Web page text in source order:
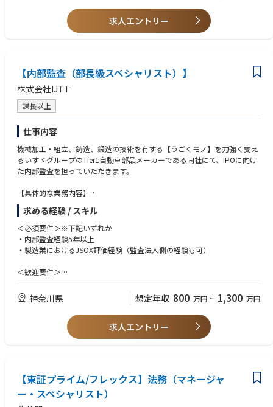
財務・会計の実務経験
ESG/統合報告書の作成経験
求人エントリー
【内部監査（部長級スペシャリスト）】
株式会社IJTT
課長以上
仕事内容
機械加工・組立、鋳造、鍛造の技術を有する【うごくモノ】を力強く支え
るいすゞグループのTier1自動車部品メーカーである同社にて、IPOに向け
た内部監査を担っていただきます。
【具体的な業務内容】
①各部署・連結子会社の業務執行状況の監査
②財務報告にかかる内部統制
※①②のどちらか一方の業務をご経験・ご希望を鑑みお任せいたします。
対応業務は選考を通じて判断をいたします。
求める経験 / スキル
＜必須要件＞※下記いずれか
・内部監査経験5年以上
・製造業におけるJSOX評価経験（監査法人側の経験も可）
＜歓迎要件＞
・製造業経験
・CIA、内部監査士の資格
＜求める人物像＞
• 自律的に動ける
• 論理的に整理でき、 課題を構造化できる
神奈川県 想定年収 800 万円 ~ 1,300 万円
求人エントリー
【東証プライム/フレックス】法務（マネージャ
ー・スペシャリスト）